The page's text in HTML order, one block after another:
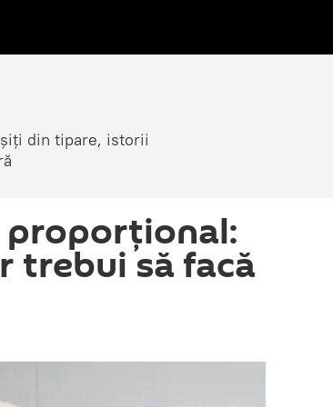
din tipare, istorii
proporțional:
trebui să facă